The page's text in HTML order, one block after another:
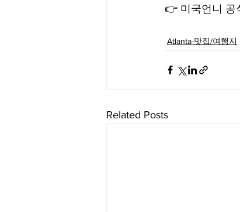
👉 미국언니 공
Atlanta-맛집/여행지
Related Posts